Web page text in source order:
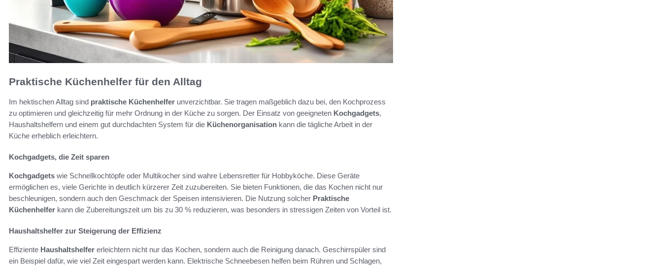
Praktische Küchenhelfer für den Alltag
Im hektischen Alltag sind praktische Küchenhelfer unverzichtbar. Sie tragen maßgeblich dazu bei, den Kochprozess
zu optimieren und gleichzeitig für mehr Ordnung in der Küche zu sorgen. Der Einsatz von geeigneten Kochgadgets,
Haushaltshelfern und einem gut durchdachten System für die Küchenorganisation kann die tägliche Arbeit in der
Küche erheblich erleichtern.
Kochgadgets, die Zeit sparen
Kochgadgets wie Schnellkochtöpfe oder Multikocher sind wahre Lebensretter für Hobbyköche. Diese Geräte
ermöglichen es, viele Gerichte in deutlich kürzerer Zeit zuzubereiten. Sie bieten Funktionen, die das Kochen nicht nur
beschleunigen, sondern auch den Geschmack der Speisen intensivieren. Die Nutzung solcher Praktische
Küchenhelfer kann die Zubereitungszeit um bis zu 30 % reduzieren, was besonders in stressigen Zeiten von Vorteil ist.
Haushaltshelfer zur Steigerung der Effizienz
Effiziente Haushaltshelfer erleichtern nicht nur das Kochen, sondern auch die Reinigung danach. Geschirrspüler sind
ein Beispiel dafür, wie viel Zeit eingespart werden kann. Elektrische Schneebesen helfen beim Rühren und Schlagen,